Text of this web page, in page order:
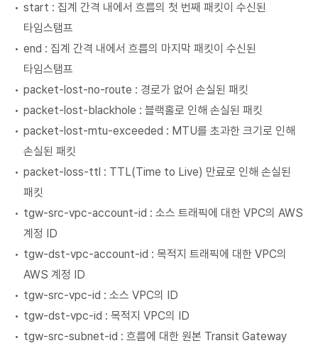
start : 집계 간격 내에서 흐름의 첫 번째 패킷이 수신된
타임스탬프
end : 집계 간격 내에서 흐름의 마지막 패킷이 수신된
타임스탬프
packet-lost-no-route : 경로가 없어 손실된 패킷
packet-lost-blackhole : 블랙홀로 인해 손실된 패킷
packet-lost-mtu-exceeded : MTU를 초과한 크기로 인해
손실된 패킷
packet-loss-ttl : TTL(Time to Live) 만료로 인해 손실된
패킷
tgw-src-vpc-account-id : 소스 트래픽에 대한 VPC의 AWS
계정 ID
tgw-dst-vpc-account-id : 목적지 트래픽에 대한 VPC의
AWS 계정 ID
tgw-src-vpc-id : 소스 VPC의 ID
tgw-dst-vpc-id : 목적지 VPC의 ID
tgw-src-subnet-id : 흐름에 대한 원본 Transit Gateway